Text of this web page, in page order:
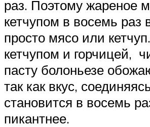
раз. Поэтому жареное
кетчупом в восемь раз
просто мясо или
кетчупом и горчицей,
пасту болоньезе
так как вкус,
становится в восемь
пикантнее.